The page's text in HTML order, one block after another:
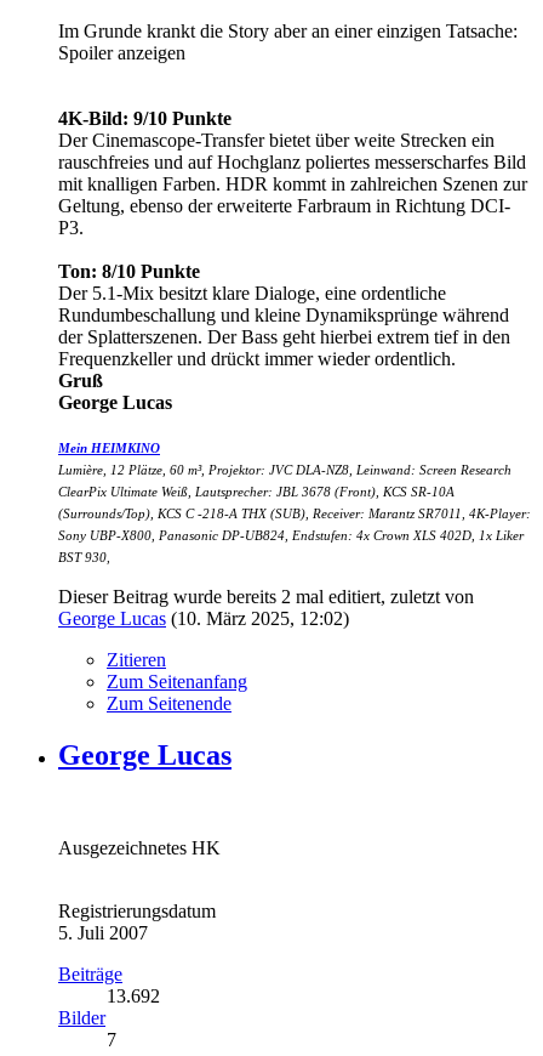
Im Grunde krankt die Story aber an einer einzigen Tatsache:
Spoiler anzeigen
4K-Bild: 9/10 Punkte
Der Cinemascope-Transfer bietet über weite Strecken ein
rauschfreies und auf Hochglanz poliertes messerscharfes Bild
mit knalligen Farben. HDR kommt in zahlreichen Szenen zur
Geltung, ebenso der erweiterte Farbraum in Richtung DCI-
P3.
Ton: 8/10 Punkte
Der 5.1-Mix besitzt klare Dialoge, eine ordentliche
Rundumbeschallung und kleine Dynamiksprünge während
der Splatterszenen. Der Bass geht hierbei extrem tief in den
Frequenzkeller und drückt immer wieder ordentlich.
Gruß
George Lucas
Mein HEIMKINO
Lumière, 12 Plätze, 60 m³, Projektor: JVC DLA-NZ8, Leinwand: Screen Research
ClearPix Ultimate Weiß, Lautsprecher: JBL 3678 (Front), KCS SR-10A
(Surrounds/Top), KCS C -218-A THX (SUB), Receiver: Marantz SR7011, 4K-Player:
Sony UBP-X800, Panasonic DP-UB824, Endstufen: 4x Crown XLS 402D, 1x Liker
BST 930,
Dieser Beitrag wurde bereits 2 mal editiert, zuletzt von
George Lucas (10. März 2025, 12:02)
Zitieren
Zum Seitenanfang
Zum Seitenende
George Lucas
Ausgezeichnetes HK
Registrierungsdatum
5. Juli 2007
Beiträge
13.692
Bilder
7